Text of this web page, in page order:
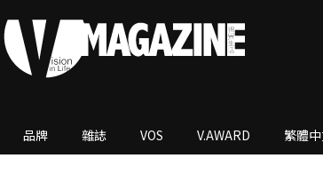
V.Magazine
品牌 雜誌 VOS V.AWARD 繁體